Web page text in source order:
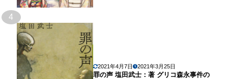
4
2021年4月7日 2021年3月25日
罪の声 塩田武士：著 グリコ森永事件の